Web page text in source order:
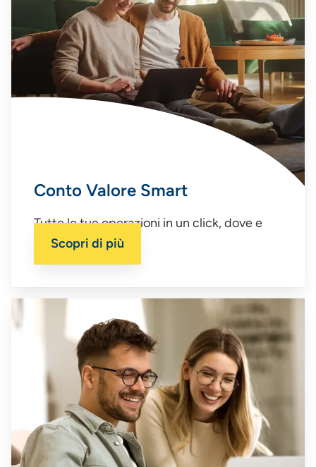
Conto Valore Smart
Tutte le tue operazioni in un click, dove e
quando vuoi.
Scopri di più